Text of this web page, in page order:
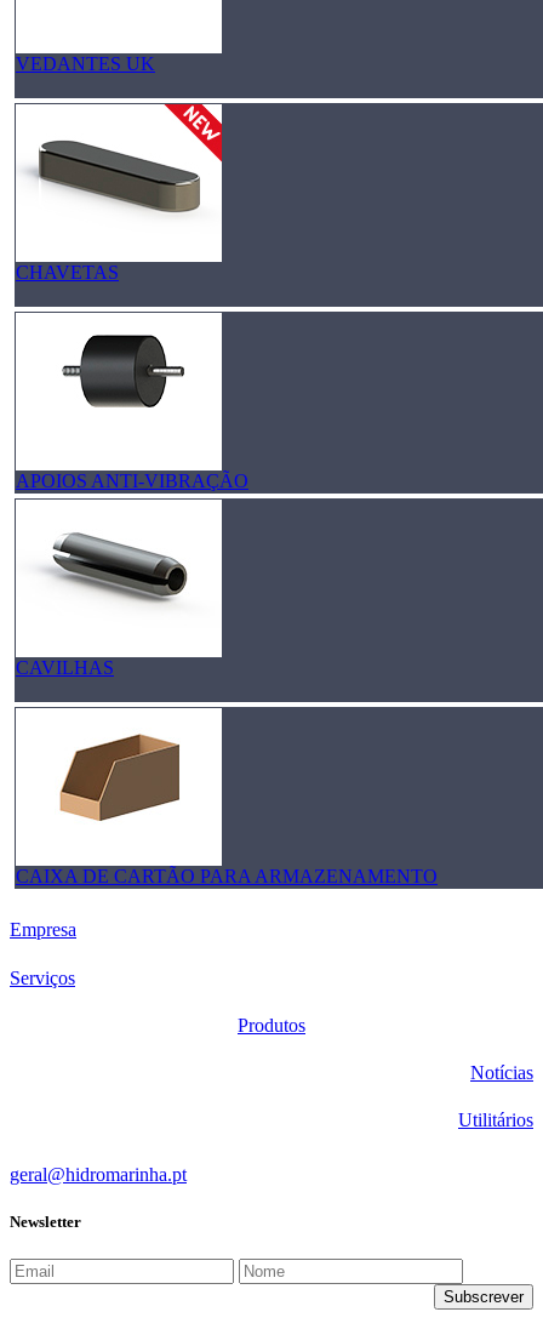
VEDANTES UK
CHAVETAS
APOIOS ANTI-VIBRAÇÃO
CAVILHAS
CAIXA DE CARTÃO PARA ARMAZENAMENTO
Empresa
Serviços
Produtos
Notícias
Utilitários
geral@hidromarinha.pt
Newsletter